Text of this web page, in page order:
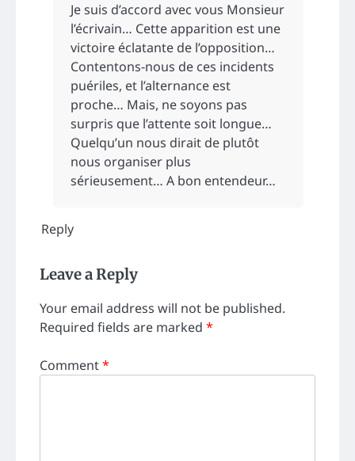
Je suis d’accord avec vous Monsieur
l’écrivain… Cette apparition est une
victoire éclatante de l’opposition…
Contentons-nous de ces incidents
puériles, et l’alternance est
proche… Mais, ne soyons pas
surpris que l’attente soit longue…
Quelqu’un nous dirait de plutôt
nous organiser plus
sérieusement… A bon entendeur…
Reply
Leave a Reply
Your email address will not be published.
Required fields are marked *
Comment*